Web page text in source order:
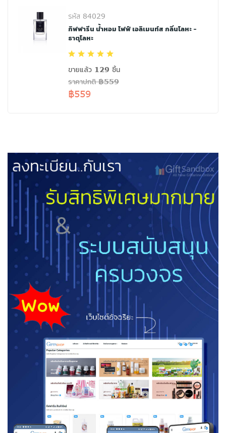
รหัส 84029
กิฟฟารีน น้ำหอม ไฟฟ์ เอลิเมนท์ส กลิ่นโลหะ -
ธาตุโลหะ
ขายแล้ว 129 ชิ้น
ราคาปกติ ฿559
฿559